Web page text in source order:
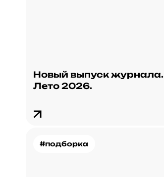
Новый выпуск журнала.
Лето 2026.
#подборка